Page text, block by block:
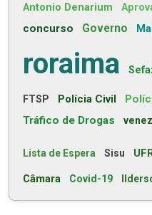
Antonio Denarium
concurso Governo
roraima
FTSP Polícia Civil
Tráfico de Drogas
Lista de Espera Sisu
Câmara Covid-19